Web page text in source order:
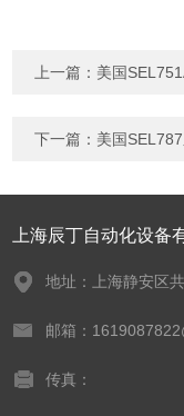
上一篇： 美国
下一篇： 美国
上海辰丁自动化设备
地址：上海静安区
邮箱：
传真：